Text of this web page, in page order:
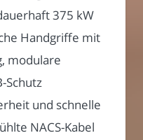
375 kW
Handgriffe mit
modulare
Schutz
und schnelle
NACS-Kabel